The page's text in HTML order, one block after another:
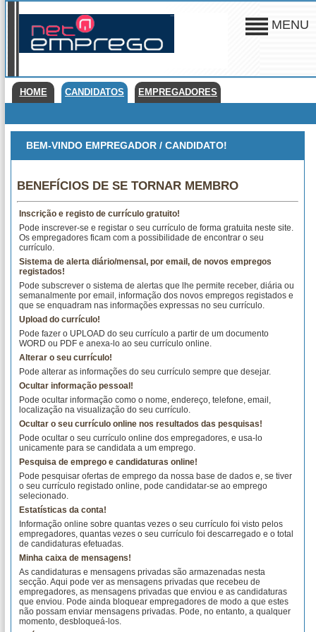
MENU
HOME CANDIDATOS EMPREGADORES
BEM-VINDO EMPREGADOR / CANDIDATO!
BENEFÍCIOS DE SE TORNAR MEMBRO
Inscrição e registo de currículo gratuito!
Pode inscrever-se e registar o seu currículo de forma gratuita neste site.
Os empregadores ficam com a possibilidade de encontrar o seu
currículo.
Sistema de alerta diário/mensal, por email, de novos empregos
registados!
Pode subscrever o sistema de alertas que lhe permite receber, diária ou
semanalmente por email, informação dos novos empregos registados e
que se enquadram nas informações expressas no seu currículo.
Upload do currículo!
Pode fazer o UPLOAD do seu currículo a partir de um documento
WORD ou PDF e anexa-lo ao seu currículo online.
Alterar o seu currículo!
Pode alterar as informações do seu currículo sempre que desejar.
Ocultar informação pessoal!
Pode ocultar informação como o nome, endereço, telefone, email,
localização na visualização do seu currículo.
Ocultar o seu currículo online nos resultados das pesquisas!
Pode ocultar o seu currículo online dos empregadores, e usa-lo
unicamente para se candidata a um emprego.
Pesquisa de emprego e candidaturas online!
Pode pesquisar ofertas de emprego da nossa base de dados e, se tiver
o seu currículo registado online, pode candidatar-se ao emprego
selecionado.
Estatísticas da conta!
Informação online sobre quantas vezes o seu currículo foi visto pelos
empregadores, quantas vezes o seu currículo foi descarregado e o total
de candidaturas efetuadas.
Minha caixa de mensagens!
As candidaturas e mensagens privadas são armazenadas nesta
secção. Aqui pode ver as mensagens privadas que recebeu de
empregadores, as mensagens privadas que enviou e as candidaturas
que enviou. Pode ainda bloquear empregadores de modo a que estes
não possam enviar mensagens privadas. Pode, no entanto, a qualquer
momento, desbloqueá-los.